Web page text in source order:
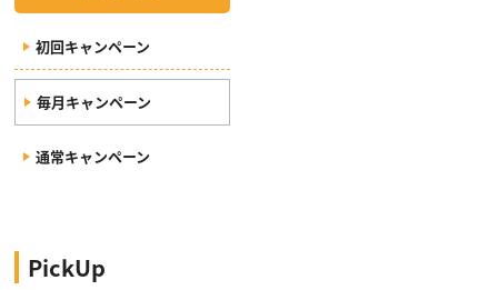
初回キャンペーン
毎月キャンペーン
通常キャンペーン
PickUp